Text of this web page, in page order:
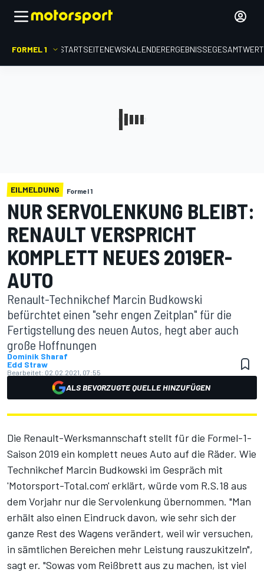
FORMEL 1 STARTSEITENEWSKALENDERERGEBNISSE
EILMELDUNG Formel 1
NUR SERVOLENKUNG BLEIBT:
RENAULT VERSPRICHT
KOMPLETT NEUES 2019ER-
AUTO
Renault-Technikchef Marcin Budkowski
befürchtet einen "sehr engen Zeitplan" für die
Fertigstellung des neuen Autos, hegt aber auch
große Hoffnungen
Dominik Sharaf
Edd Straw
Bearbeitet: 02.02.2021, 07:55
ALS BEVORZUGTE QUELLE HINZUFÜGEN
Die Renault-Werksmannschaft stellt für die Formel-1-
Saison 2019 ein komplett neues Auto auf die Räder. Wie
Technikchef Marcin Budkowski im Gespräch mit
'Motorsport-Total.com' erklärt, würde vom R.S.18 aus
dem Vorjahr nur die Servolenkung übernommen. "Man
erhält also einen Eindruck davon, wie sehr sich der
ganze Rest des Wagens verändert, weil wir versuchen,
in sämtlichen Bereichen mehr Leistung rauszukitzeln",
sagt er. "Sowas vom Reißbrett aus zu machen, ist viel